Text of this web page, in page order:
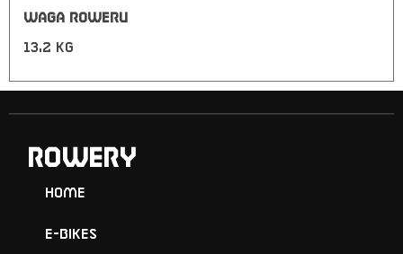
WAGA ROWERU
13,2 kg
ROWERY
Home
E-Bikes